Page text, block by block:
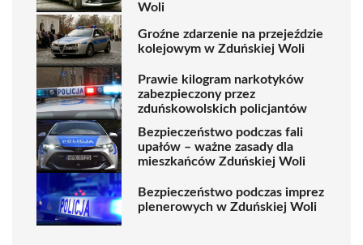
Woli
Groźne zdarzenie na przejeździe
kolejowym w Zduńskiej Woli
Prawie kilogram narkotyków
zabezpieczony przez
zduńskowolskich policjantów
Bezpieczeństwo podczas fali
upałów – ważne zasady dla
mieszkańców Zduńskiej Woli
Bezpieczeństwo podczas imprez
plenerowych w Zduńskiej Woli